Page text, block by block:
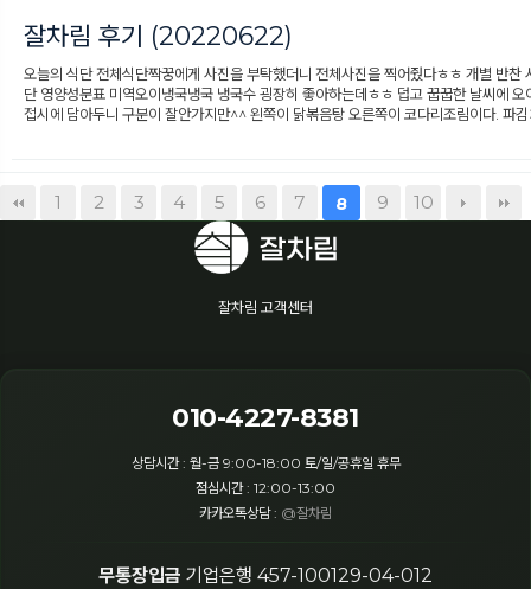
잘차림 후기 (20220622)
오늘의 식단 전체식단짝꿍에게 사진을 부탁했더니 전체사진을 찍어줬다ㅎㅎ 개별 반
단 영양성분표 미역오이냉국냉국 냉국수 굉장히 좋아하는데ㅎㅎ 덥고 꿉꿉한 날씨에
접시에 담아두니 구분이 잘안가지만^^ 왼쪽이 닭볶음탕 오른쪽이 코다리조림이다. 파
1 2 3 4 5 6 7 8 9 10
잘차림 고객센터
010-4227-8381
상담시간 : 월-금 9:00-18:00 토/일/공휴일 휴무
점심시간 : 12:00-13:00
카카오톡상담 : @잘차림
무통장입금 기업은행 457-100129-04-012